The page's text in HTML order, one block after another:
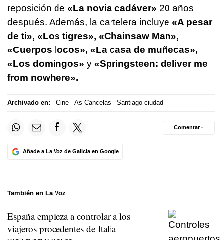
reposición de «La novia cadáver» 20 años
después. Además, la cartelera incluye «A pesar
de ti», «Los tigres», «Chainsaw Man»,
«Cuerpos locos», «La casa de muñecas»,
«Los domingos» y «Springsteen: deliver me
from nowhere».
Archivado en: Cine As Cancelas Santiago ciudad
Añade a La Voz de Galicia en Google
Comentar ·
También en La Voz
España empieza a controlar a los
viajeros procedentes de Italia